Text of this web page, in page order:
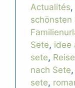
Actualités,
schönsten
Sete, idee
sete,
nach Sete,
sete,